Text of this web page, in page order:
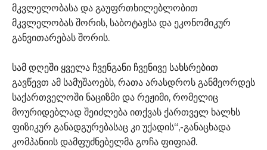
მკვლელობასა და გაუფრთხილებლობით
მკვლელობას შორის, საბოტაჟსა და ეკონომიკურ
განვითარებას შორის.
სამ დღეში ყველა ჩვენგანი ჩვენივე სახსრებით
გავწევთ ამ სამუშაოებს, რათა არასდროს განმეორდეს
საქართველოში ნაციზმი და რეჟიმი, რომელიც
მოურიდებლად შეიძლება ითქვას ქართველ ხალხს
ფიზიკურ განადგურებასაც კი უქადის“,-განაცხადა
კომპანიის დამფუძნებელმა გოჩა ფიფიამ.